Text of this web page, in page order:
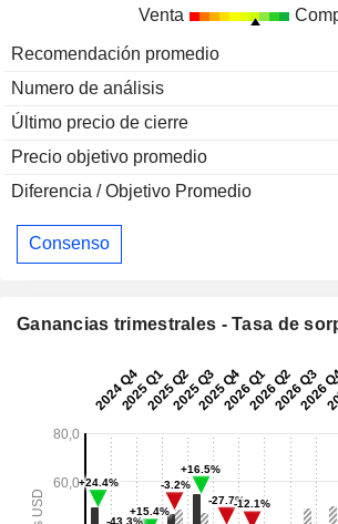
Venta
Recomendación promedio
Numero de análisis
Último precio de cierre
Precio objetivo promedio
Diferencia / Objetivo Promedio
Consenso
Ganancias trimestrales - Tasa de